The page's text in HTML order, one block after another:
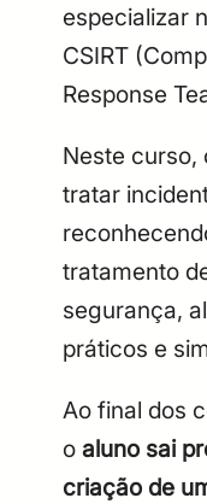
especializar
CSIRT
Response
Neste curso,
tratar
tratamento
segurança,
práticos e
Ao final dos
o aluno sai
criação de